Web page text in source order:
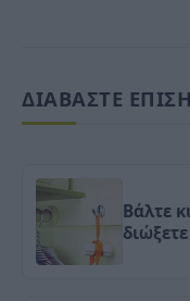
ΔΙΑΒΑΣΤΕ
Βάλτε